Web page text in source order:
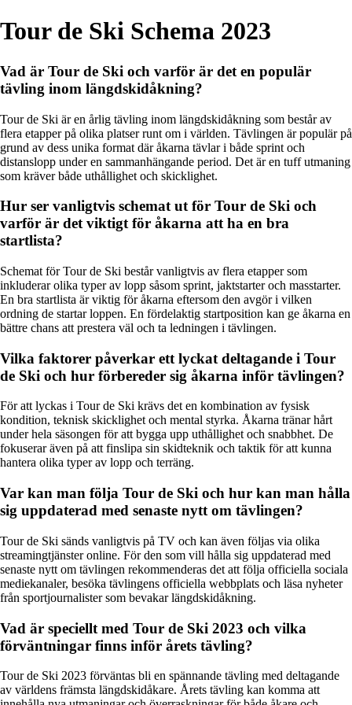
Tour de Ski Schema 2023
Vad är Tour de Ski och varför är det en populär
tävling inom längdskidåkning?
Tour de Ski är en årlig tävling inom längdskidåkning som består av
flera etapper på olika platser runt om i världen. Tävlingen är populär på
grund av dess unika format där åkarna tävlar i både sprint och
distanslopp under en sammanhängande period. Det är en tuff utmaning
som kräver både uthållighet och skicklighet.
Hur ser vanligtvis schemat ut för Tour de Ski och
varför är det viktigt för åkarna att ha en bra
startlista?
Schemat för Tour de Ski består vanligtvis av flera etapper som
inkluderar olika typer av lopp såsom sprint, jaktstarter och masstarter.
En bra startlista är viktig för åkarna eftersom den avgör i vilken
ordning de startar loppen. En fördelaktig startposition kan ge åkarna en
bättre chans att prestera väl och ta ledningen i tävlingen.
Vilka faktorer påverkar ett lyckat deltagande i Tour
de Ski och hur förbereder sig åkarna inför tävlingen?
För att lyckas i Tour de Ski krävs det en kombination av fysisk
kondition, teknisk skicklighet och mental styrka. Åkarna tränar hårt
under hela säsongen för att bygga upp uthållighet och snabbhet. De
fokuserar även på att finslipa sin skidteknik och taktik för att kunna
hantera olika typer av lopp och terräng.
Var kan man följa Tour de Ski och hur kan man hålla
sig uppdaterad med senaste nytt om tävlingen?
Tour de Ski sänds vanligtvis på TV och kan även följas via olika
streamingtjänster online. För den som vill hålla sig uppdaterad med
senaste nytt om tävlingen rekommenderas det att följa officiella sociala
mediekanaler, besöka tävlingens officiella webbplats och läsa nyheter
från sportjournalister som bevakar längdskidåkning.
Vad är speciellt med Tour de Ski 2023 och vilka
förväntningar finns inför årets tävling?
Tour de Ski 2023 förväntas bli en spännande tävling med deltagande
av världens främsta längdskidåkare. Årets tävling kan komma att